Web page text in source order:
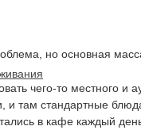
но основная
чего-то местного и
и там стандартные
в кафе каждый